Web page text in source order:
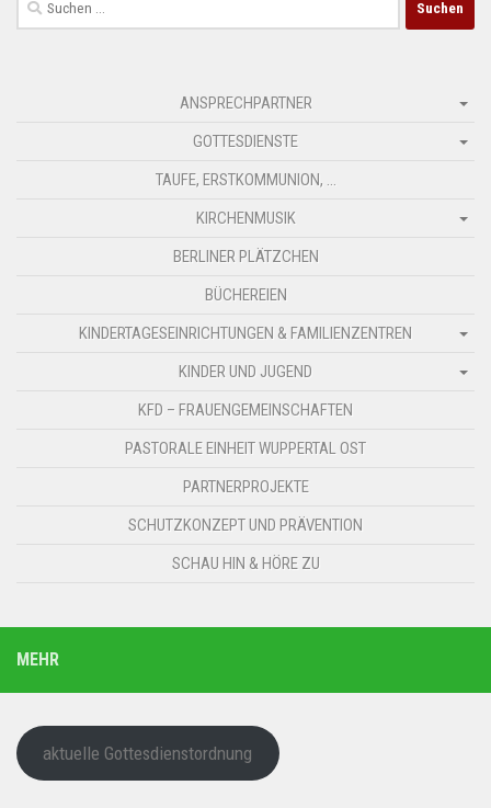
nach:
ANSPRECHPARTNER
GOTTESDIENSTE
TAUFE, ERSTKOMMUNION, …
KIRCHENMUSIK
BERLINER PLÄTZCHEN
BÜCHEREIEN
KINDERTAGESEINRICHTUNGEN & FAMILIENZENTREN
KINDER UND JUGEND
KFD – FRAUENGEMEINSCHAFTEN
PASTORALE EINHEIT WUPPERTAL OST
PARTNERPROJEKTE
SCHUTZKONZEPT UND PRÄVENTION
SCHAU HIN & HÖRE ZU
MEHR
aktuelle Gottesdienstordnung